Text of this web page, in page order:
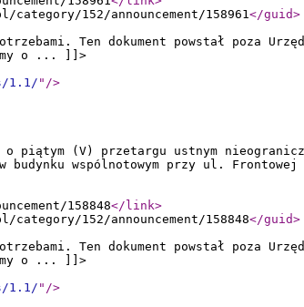
152/announcement/158961</guid>
Ten dokument powstał poza
o ... ]]>
1.1/ " />
o piątym (V) przetargu ustnym
wspólnotowym przy ul.
158848</link>
152/announcement/158848</guid>
Ten dokument powstał poza
o ... ]]>
1.1/ " />